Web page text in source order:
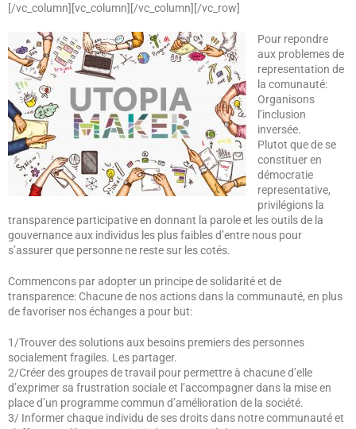
[/vc_column][vc_column][/vc_column][/vc_row]
Pour repondre
aux problemes de
representation de
la comunauté:
Organisons
l’inclusion
inversée.
Plutot que de se
constituer en
démocratie
representative,
privilégions la
transparence participative en donnant la parole et les outils de la
gouvernance aux individus les plus faibles d’entre nous pour
s’assurer que personne ne reste sur les cotés.
Commencons par adopter un principe de solidarité et de
transparence: Chacune de nos actions dans la communauté, en plus
de favoriser nos échanges a pour but:
1/Trouver des solutions aux besoins premiers des personnes
socialement fragiles. Les partager.
2/Créer des groupes de travail pour permettre à chacune d’elle
d’exprimer sa frustration sociale et l’accompagner dans la mise en
place d’un programme commun d’amélioration de la société.
3/ Informer chaque individu de ses droits dans notre communauté et